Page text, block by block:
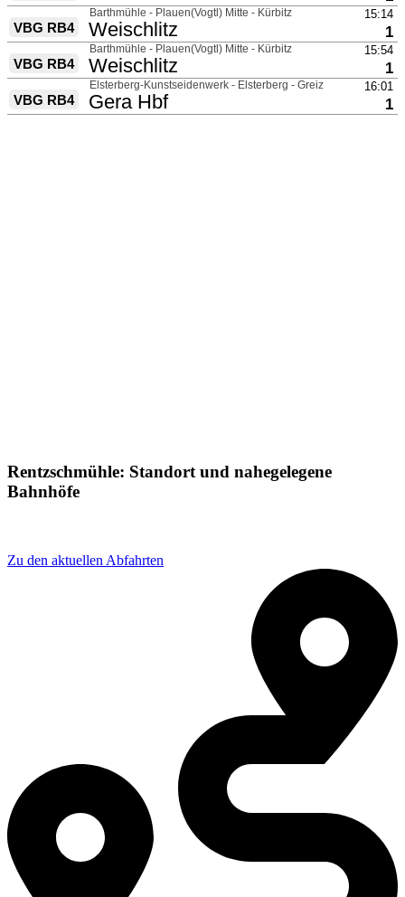
Rentzschmühle: Standort und nahegelegene
Bahnhöfe
Zu den aktuellen Abfahrten